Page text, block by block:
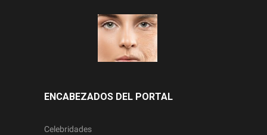
ENCABEZADOS DEL PORTAL
Celebridades